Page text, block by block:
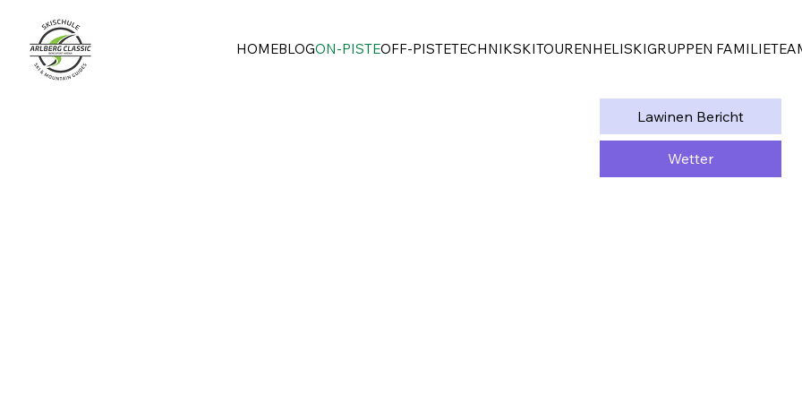
HOMEBLOGON-PISTEOFF-PISTETECHNIKSKITOURENHELISKIGRUPPEN FAMILIE
Lawinen Bericht